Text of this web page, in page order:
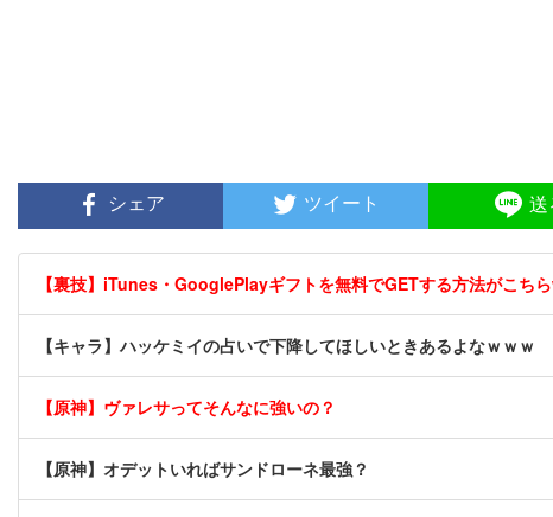
シェア ツイート 送
【裏技】iTunes・GooglePlayギフトを無料でGETする方法がこち
【キャラ】ハッケミイの占いで下降してほしいときあるよなｗｗｗ
【原神】ヴァレサってそんなに強いの？
【原神】オデットいればサンドローネ最強？